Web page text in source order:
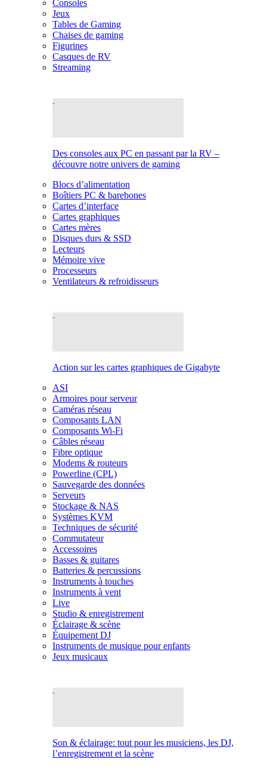
Consoles
Jeux
Tables de Gaming
Chaises de gaming
Figurines
Casques de RV
Streaming
Des consoles aux PC en passant par la RV –
découvre notre univers de gaming
Blocs d’alimentation
Boîtiers PC & barebones
Cartes d’interface
Cartes graphiques
Cartes mères
Disques durs & SSD
Lecteurs
Mémoire vive
Processeurs
Ventilateurs & refroidisseurs
Action sur les cartes graphiques de Gigabyte
ASI
Armoires pour serveur
Caméras réseau
Composants LAN
Composants Wi-Fi
Câbles réseau
Fibre optique
Modems & routeurs
Powerline (CPL)
Sauvegarde des données
Serveurs
Stockage & NAS
Systèmes KVM
Techniques de sécurité
Commutateur
Accessoires
Basses & guitares
Batteries & percussions
Instruments à touches
Instruments à vent
Live
Studio & enregistrement
Éclairage & scène
Équipement DJ
Instruments de musique pour enfants
Jeux musicaux
Son & éclairage: tout pour les musiciens, les DJ,
l’enregistrement et la scène